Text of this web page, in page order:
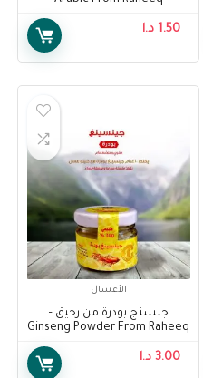
1.50 د.ا
الأعسال
جنسنج بودرة من رحيق –
Ginseng Powder From Raheeq
3.00 د.ا